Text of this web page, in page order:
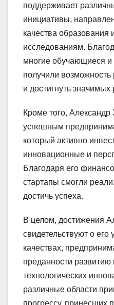
поддерживает
инициативы,
качества образования
исследованиям.
многие обучающиеся и
получили возможность
и достигнуть значимых
Кроме того, Александр
успешным
который активно
инновационные и
Благодаря его
стартапы смогли
достичь успеха.
В целом, достижения
свидетельствуют о его
качествах,
преданности развитию
технологических
различные области
прогрессу, принесших